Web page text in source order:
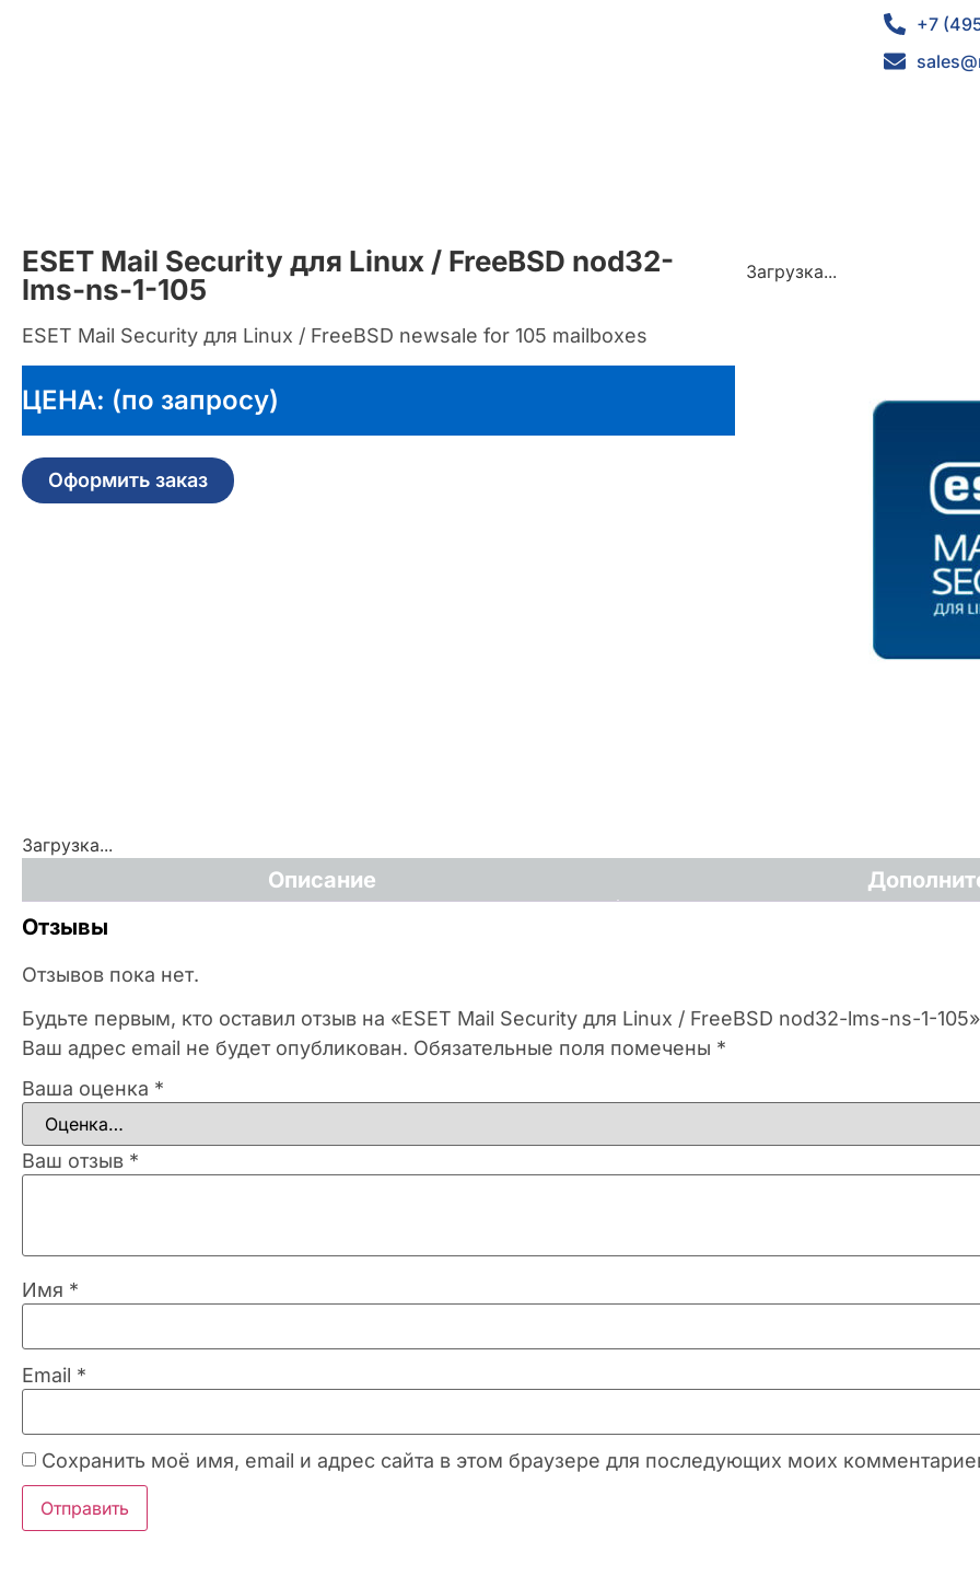
+7
ESET Mail Security для Linux / FreeBSD nod32-
lms-ns-1-105
ESET Mail Security для Linux / FreeBSD newsale for 105 mailboxes
ЦЕНА: (по запросу)
Оформить заказ
Загрузка...
Загрузка...
Описание
Отзывы
Отзывов пока нет.
Будьте первым, кто оставил отзыв на «ESET Mail Security для Linux / FreeBSD nod32-lms-ns-1-105»
Ваш адрес email не будет опубликован. Обязательные поля помечены *
Ваша оценка *
Ваш отзыв *
Имя *
Email *
Сохранить моё имя, email и адрес сайта в этом браузере для последующих моих